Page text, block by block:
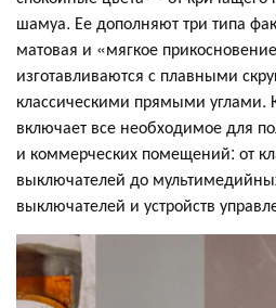
шамуа. Ее дополняют три типа
матовая и «мягкое
изготавливаются с плавными
классическими прямыми углами.
включает все необходимое для
и коммерческих помещений: от
выключателей до
выключателей и устройств